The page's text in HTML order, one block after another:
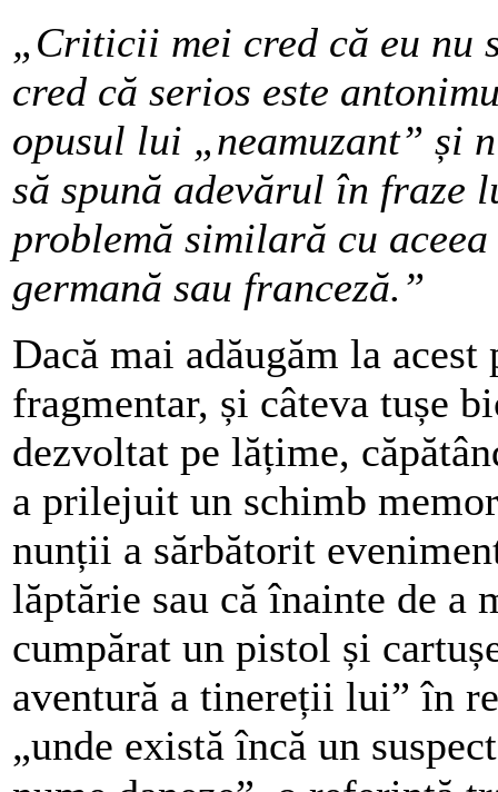
„Criticii mei cred că eu nu
cred că serios este
opusul lui „neamuzant” și
să spună adevărul în fraze
problemă similară cu
germană sau franceză.”
Dacă mai adăugăm la
fragmentar, și câteva tușe
dezvoltat pe lățime,
a prilejuit un schimb
nunții a sărbătorit
lăptărie sau că înainte de a
cumpărat un pistol și
aventură a tinereții lui” în
„unde există încă un